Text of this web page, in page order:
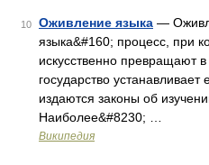
10 Оживление языка —
языка&#160; процесс, при
искусственно превращают
государство
издаются законы об
Наиболее&#8230; …
Википедия